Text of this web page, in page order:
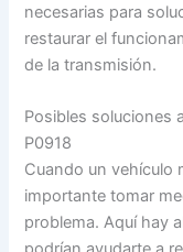
necesarias para
restaurar el
de la transmisión.
Posibles soluciones
P0918
Cuando un vehículo
importante tomar
problema. Aquí hay